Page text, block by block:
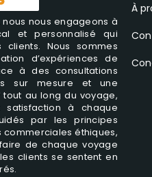
nous engageons à
et personnalisé qui
Nous sommes
d’expériences de
à des consultations
sur mesure et une
au long du voyage,
satisfaction à chaque
par les principes
commerciales éthiques,
de chaque voyage
clients se sentent en
À